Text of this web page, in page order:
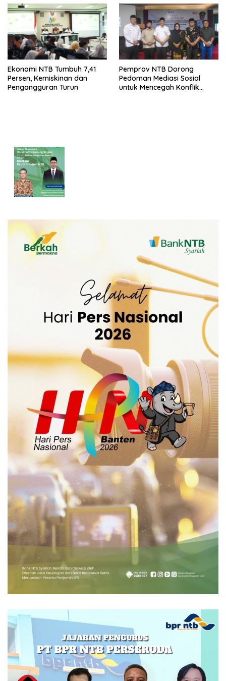
Ekonomi NTB Tumbuh 7,41
Persen, Kemiskinan dan
Pengangguran Turun
Pemprov NTB Dorong
Pedoman Mediasi Sosial
untuk Mencegah Konflik